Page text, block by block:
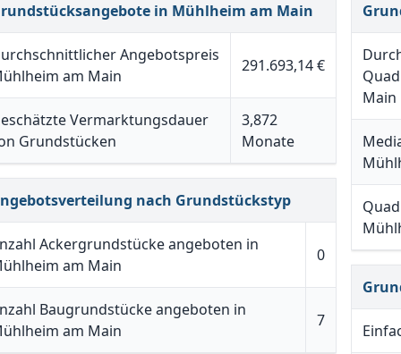
in Mühlheim am Main
Angebotspreis
am Main
291.693,14 €
Vermarktungsdauer
Grundstücken
3,872
Monate
nach Grundstückstyp
Ackergrundstücke angeboten in
am Main
0
Baugrundstücke angeboten in
am Main
7
Main